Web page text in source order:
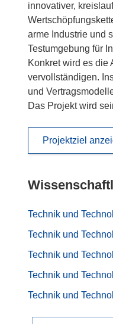
innovativer,
arme Industrie und
Testumgebung für
Konkret wird es die
vervollständigen.
und
Das Projekt wird
Projektziel
Technik und
Technik und
Technik und
Technik und
Technik und